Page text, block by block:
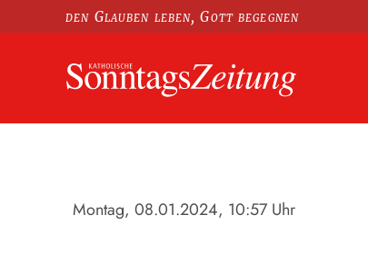
den Glauben leben, Gott begegnen
Montag, 08.01.2024, 10:57 Uhr